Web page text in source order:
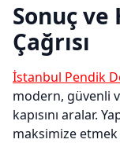
Sonuç ve
Çağrısı
İstanbul Pendik
modern, güvenli
kapısını aralar.
maksimize